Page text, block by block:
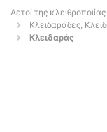
Αετοί της κλειθροποιίας
Κλειδαράδες,
Κλειδαράς